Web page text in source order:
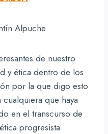
Alpuche
de nuestro
y ética dentro de los
por la que digo esto
que haya
en el transcurso de
progresista